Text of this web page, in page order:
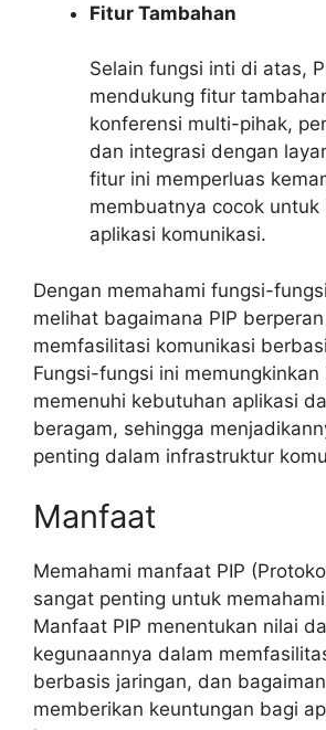
Fitur Tambahan
Selain fungsi inti di atas,
mendukung fitur
konferensi multi-pihak,
dan integrasi dengan
fitur ini memperluas
membuatnya cocok untuk
aplikasi komunikasi.
Dengan memahami fungsi-
melihat bagaimana PIP
memfasilitasi komunikasi
Fungsi-fungsi ini memungkinkan
memenuhi kebutuhan aplikasi
beragam, sehingga
penting dalam infrastruktur
Manfaat
Memahami manfaat PIP
sangat penting untuk memahami
Manfaat PIP menentukan nilai
kegunaannya dalam
berbasis jaringan, dan
memberikan keuntungan bagi